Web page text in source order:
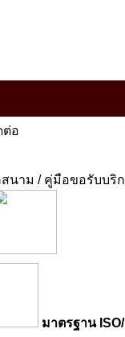
ต่อ
นาม / คู่มือขอรับบริ
มาตรฐาน